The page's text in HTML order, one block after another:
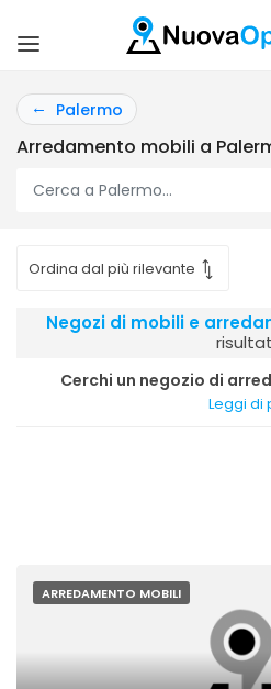
Palermo
Arredamento mobili a
Negozi di mobili e
Cerchi un negozio di
Leggi di
ARREDAMENTO MOBILI